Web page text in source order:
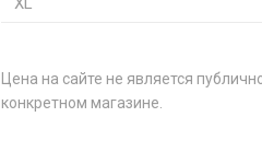
Цена на сайте не является
конкретном магазине.